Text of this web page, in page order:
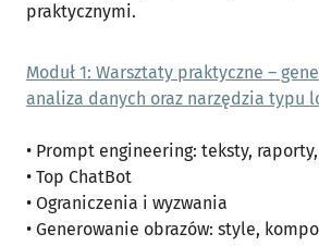
praktycznymi.
Moduł 1: Warsztaty praktyczne –
analiza danych oraz narzędzia typu
• Prompt engineering: teksty,
• Top ChatBot
• Ograniczenia i wyzwania
• Generowanie obrazów: style,